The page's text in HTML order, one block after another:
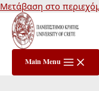
Μετάβαση στο
Main Menu